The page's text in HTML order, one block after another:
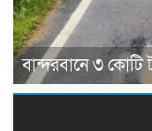
বান্দরবানে ৩ কোটি